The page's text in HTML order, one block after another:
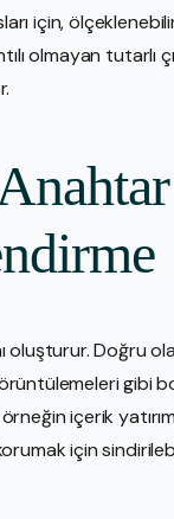
için,
olmayan tutarlı
oluşturur. Doğru
gibi
içerik yatırım
için